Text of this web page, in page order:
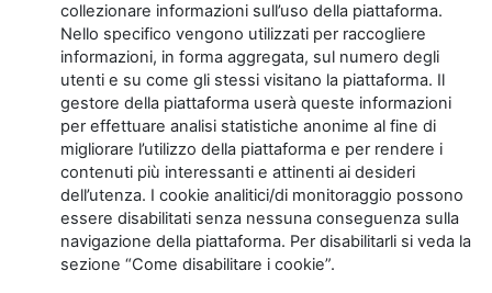
collezionare informazioni sull’uso della piattaforma.
Nello specifico vengono utilizzati per raccogliere
informazioni, in forma aggregata, sul numero degli
utenti e su come gli stessi visitano la piattaforma. Il
gestore della piattaforma userà queste informazioni
per effettuare analisi statistiche anonime al fine di
migliorare l’utilizzo della piattaforma e per rendere i
contenuti più interessanti e attinenti ai desideri
dell’utenza. I cookie analitici/di monitoraggio possono
essere disabilitati senza nessuna conseguenza sulla
navigazione della piattaforma. Per disabilitarli si veda la
sezione “Come disabilitare i cookie”.